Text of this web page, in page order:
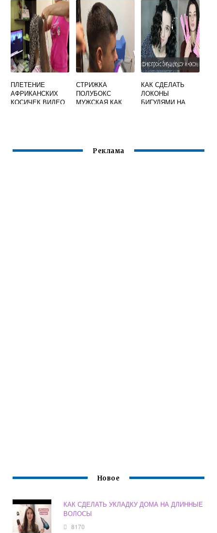
ВОЛОСЫ ДЛЯ
НАЧИНАЮЩИХ
ПЛЕТЕНИЕ
АФРИКАНСКИХ
КОСИЧЕК ВИДЕО
СТРИЖКА
ПОЛУБОКС
МУЖСКАЯ КАК
КАК СДЕЛАТЬ
ЛОКОНЫ
БИГУДЯМИ НА
Реклама
Новое
КАК СДЕЛАТЬ УКЛАДКУ ДОМА НА ДЛИННЫЕ
ВОЛОСЫ
8170